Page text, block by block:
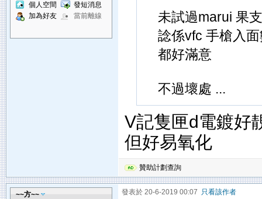
個人空間
發短消息
加為好友
當前離線
未試過marui 果
諗係vfc 手槍入
都好滿意
不過壞處 ...
V記隻匣d電鍍好
但好易氧化
贊助計劃查詢
~~方~~ 發表於 20-6-2019 00:07 只看該作者